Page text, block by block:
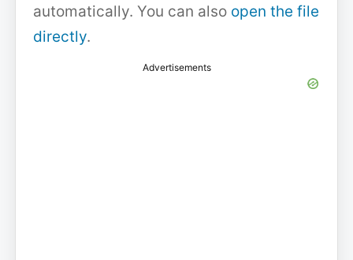
automatically. You can also open the file
directly.
Advertisements